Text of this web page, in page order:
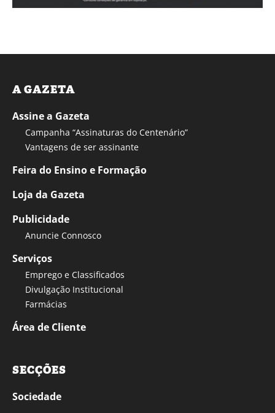
A GAZETA
Assine a Gazeta
Campanha “Assinaturas do Centenário”
Vantagens de ser assinante
Feira do Ensino e Formação
Loja da Gazeta
Publicidade
Anuncie Connosco
Serviços
Emprego e Classificados
Divulgação Institucional
Farmácias
Área de Cliente
SECÇÕES
Sociedade